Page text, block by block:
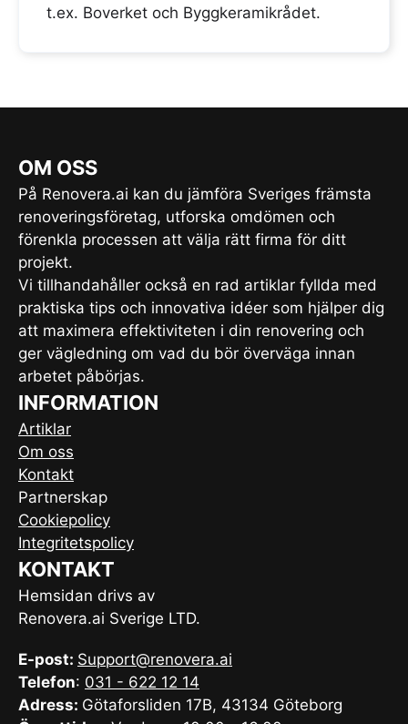
t.ex. Boverket och Byggkeramikrådet.
OM OSS
På Renovera.ai kan du jämföra Sveriges främsta
renoveringsföretag, utforska omdömen och
förenkla processen att välja rätt firma för ditt
projekt.
Vi tillhandahåller också en rad artiklar fyllda med
praktiska tips och innovativa idéer som hjälper dig
att maximera effektiviteten i din renovering och
ger vägledning om vad du bör överväga innan
arbetet påbörjas.
INFORMATION
Artiklar
Om oss
Kontakt
Partnerskap
Cookiepolicy
Integritetspolicy
KONTAKT
Hemsidan drivs av
Renovera.ai Sverige LTD.
E-post: Support@renovera.ai
Telefon: 031 - 622 12 14
Adress: Götaforsliden 17B, 43134 Göteborg